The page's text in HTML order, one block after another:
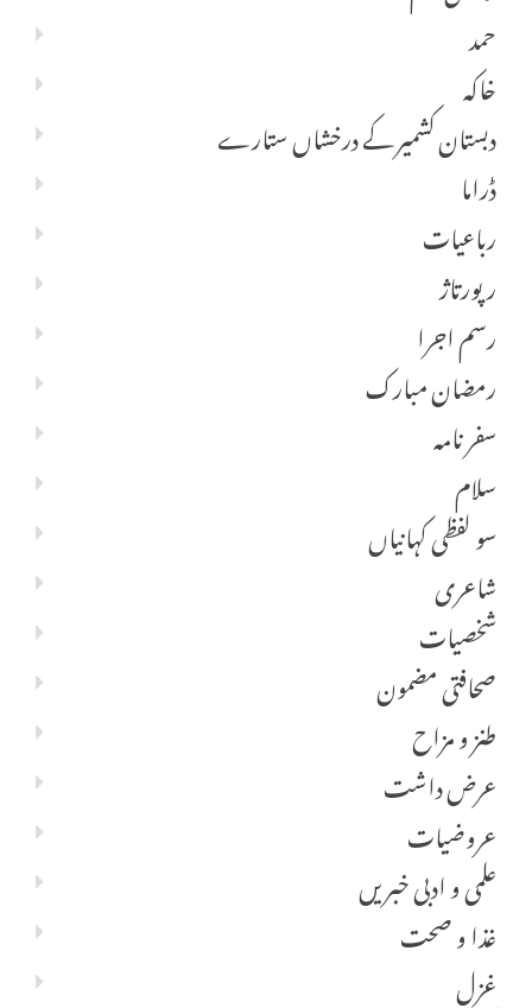
حمد
خاکہ
دبستان کشمیر کے درخشاں ستارے
ڈراما
رباعیات
رپورتاژ
رسم اجرا
رمضان مبارک
سفر نامہ
سلام
سو لفظی کہانیاں
شاعری
شخصیات
صحافتی مضمون
طنز و مزاح
عرض داشت
عروضیات
علمی و ادبی خبریں
غذا و صحت
غزل